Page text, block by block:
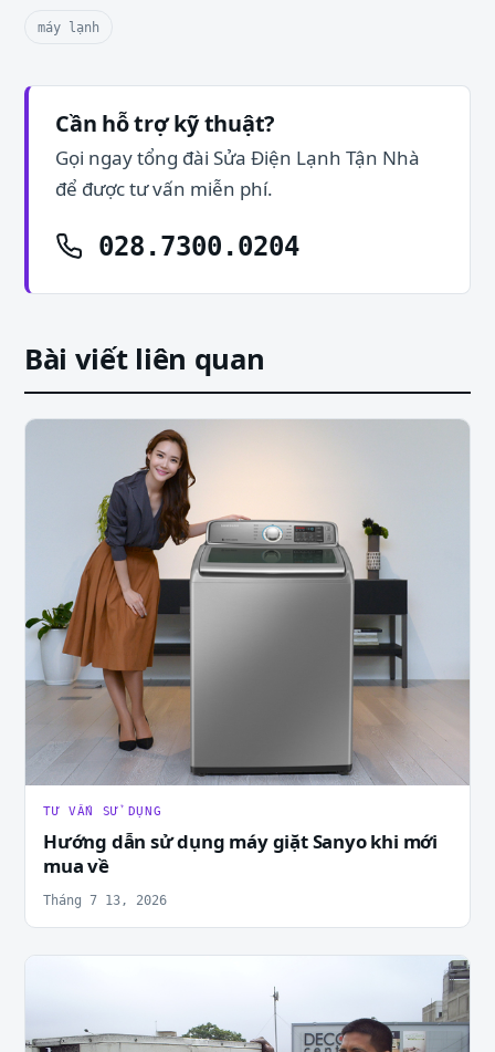
máy lạnh
Cần hỗ trợ kỹ thuật?
Gọi ngay tổng đài Sửa Điện Lạnh Tận Nhà
để được tư vấn miễn phí.
028.7300.0204
Bài viết liên quan
TƯ VẤN SỬ DỤNG
Hướng dẫn sử dụng máy giặt Sanyo khi mới
mua về
Tháng 7 13, 2026